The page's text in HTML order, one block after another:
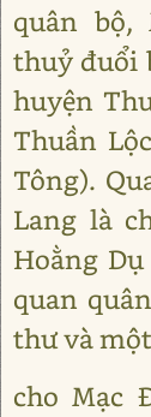
quân bộ,
thuỷ đuổi
huyện
Thuần
Tông).
Lang là
Hoằng
quan
thư và
cho Mạc